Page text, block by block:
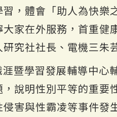
，體會「助人為快
家在外服務，首重
究社社長、電機三朱
暨學習發展輔導中心
說明性別平等的重
害與性霸凌等事件